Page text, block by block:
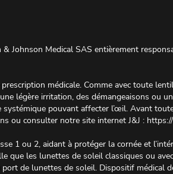
Johnson Medical SAS entièrement
médicale. Comme avec toute
légère irritation, des démangeaisons ou
pouvant affecter l’œil. Avant
ou consulter notre site internet J&J :
1 ou 2, aidant à protéger la cornée et
les lunettes de soleil classiques ou
de lunettes de soleil. Dispositif médical